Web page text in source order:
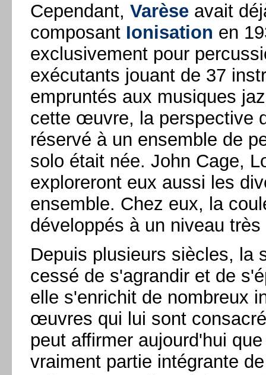
Cependant, Varèseavait
composant Ionisation en
exclusivement pour
exécutants jouant de 37
empruntés aux musiques
cette œuvre, la perspective
réservé à un ensemble de
solo était née. John Cage,
exploreront eux aussi les
ensemble. Chez eux, la
développés à un niveau
Depuis plusieurs siècles, la
cessé de s'agrandir et de
elle s'enrichit de nombreux
œuvres qui lui sont
peut affirmer aujourd'hui
vraiment partie intégrante